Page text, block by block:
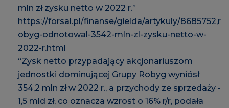
mln zł zysku netto w 2022 r.”
https://forsal.pl/finanse/gielda/artykuly/8685752,r
obyg-odnotowal-3542-mln-zl-zysku-netto-w-
2022-r.html
“Zysk netto przypadający akcjonariuszom
jednostki dominującej Grupy Robyg wyniósł
354,2 mln zł w 2022 r., a przychody ze sprzedaży -
1,5 mld zł, co oznacza wzrost o 16% r/r, podała